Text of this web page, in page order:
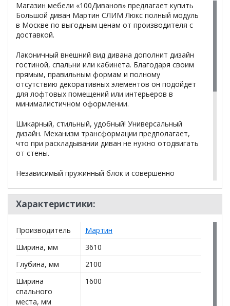
Магазин мебели «100Диванов» предлагает купить
Большой диван Мартин СЛИМ Люкс полный модуль
в Москве по выгодным ценам от производителя с
доставкой.
Лаконичный внешний вид дивана дополнит дизайн
гостиной, спальни или кабинета. Благодаря своим
прямым, правильным формам и полному
отсутствию декоративных элементов он подойдет
для лофтовых помещений или интерьеров в
минималистичном оформлении.
Шикарный, стильный, удобный! Универсальный
дизайн. Механизм трансформации предполагает,
что при раскладывании диван не нужно отодвигать
от стены.
Независимый пружинный блок и совершенно
более продуктивным и спокойным.
Общий габарит: 3610*2100
Спальное место: 1600*2000.
*Дополнительную информацию о том, как купить
Большой диван Мартин СЛИМ Люкс полный модуль
уточняйте у нашего менеджера по телефону
+79292022735
Характеристики:
Производитель
Мартин
Ширина, мм
3610
Глубина, мм
2100
Ширина
спального
места, мм
1600